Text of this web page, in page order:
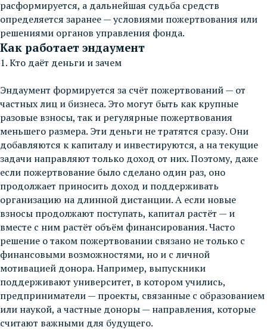
расформируется, а дальнейшая судьба средств
определяется заранее — условиями пожертвования или
решениями органов управления фонда.
Как работает эндаумент
1. Кто даёт деньги и зачем
Эндаумент формируется за счёт пожертвований — от
частных лиц и бизнеса. Это могут быть как крупные
разовые взносы, так и регулярные пожертвования
меньшего размера. Эти деньги не тратятся сразу. Они
добавляются к капиталу и инвестируются, а на текущие
задачи направляют только доход от них. Поэтому, даже
если пожертвование было сделано один раз, оно
продолжает приносить доход и поддерживать
организацию на длинной дистанции. А если новые
взносы продолжают поступать, капитал растёт — и
вместе с ним растёт объём финансирования. Часто
решение о таком пожертвовании связано не только с
финансовыми возможностями, но и с личной
мотивацией донора. Например, выпускники
поддерживают университет, в котором учились,
предприниматели — проекты, связанные с образованием
или наукой, а частные доноры — направления, которые
считают важными для будущего.